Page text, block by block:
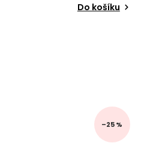
Do košíku
–25 %